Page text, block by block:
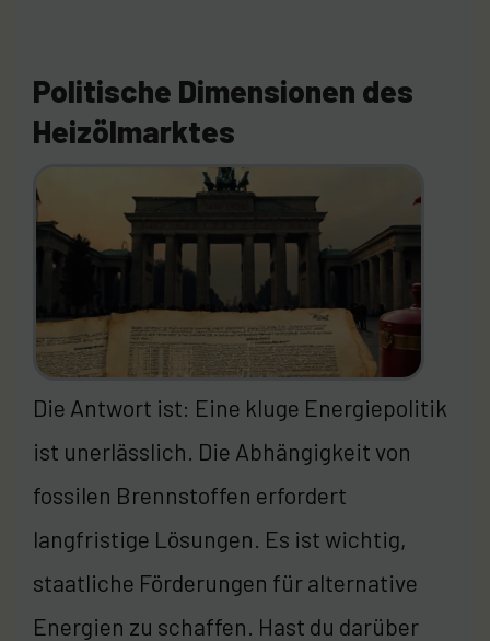
Politische Dimensionen des
Heizölmarktes
Die Antwort ist: Eine kluge Energiepolitik
ist unerlässlich. Die Abhängigkeit von
fossilen Brennstoffen erfordert
langfristige Lösungen. Es ist wichtig,
staatliche Förderungen für alternative
Energien zu schaffen. Hast du darüber